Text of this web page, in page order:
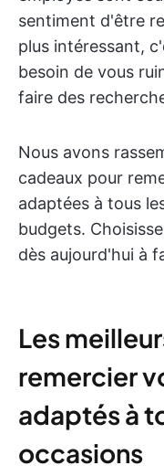
sentiment d'être
plus intéressant,
besoin de vous
faire des
Nous avons
cadeaux pour
adaptées à tous
budgets.
dès aujourd'hui à
Les
remercier
adaptés à
occasions